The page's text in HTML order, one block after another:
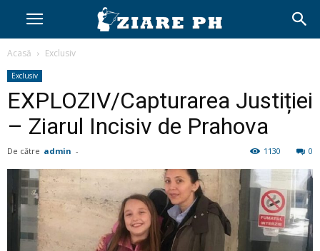
Acasă Exclusiv
Exclusiv
EXPLOZIV/Capturarea Justiției
– Ziarul Incisiv de Prahova
De către admin - 0
1130